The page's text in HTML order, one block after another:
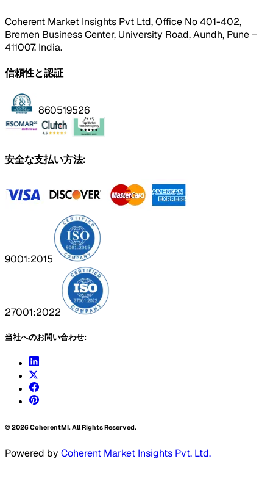
Coherent Market Insights Pvt Ltd, Office No 401-402,
Bremen Business Center, University Road, Aundh, Pune –
411007, India.
信頼性と認証
860519526
安全な支払い方法:
9001:2015
27001:2022
当社へのお問い合わせ:
©2026CoherentMI. All Rights Reserved.
Powered by Coherent Market Insights Pvt. Ltd.